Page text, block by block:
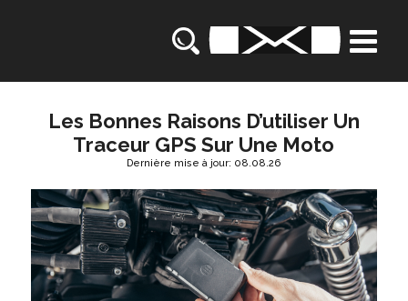
Les Bonnes Raisons D’utiliser Un
Traceur GPS Sur Une Moto
Dernière mise à jour: 08.08.26